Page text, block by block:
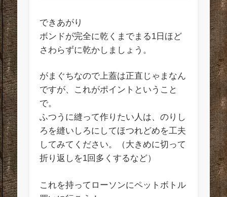
できあがり
ボンドが完全に乾くまでまる1日ほど
さわらずに乾かしましょう。
がまぐちなので上蓋は正直じゃまなん
ですが、これがポイントということ
で。
ふつうに縫って作りたい人は、のりし
ろを縫いしろにしてほつれどめを工夫
してみてください。（大きめに切って
折り返しを1回多くするなど）
これを持ってローソンにペットボトル